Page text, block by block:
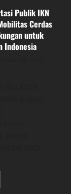
Publik IKN
Cerdas
untuk
Indonesia